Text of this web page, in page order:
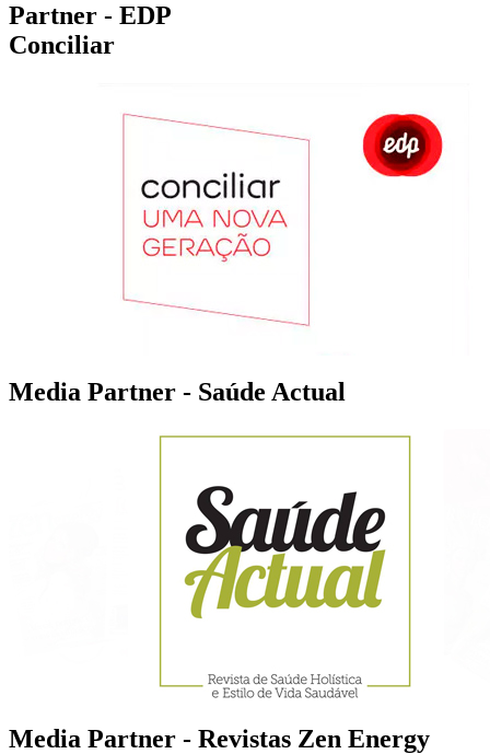
Partner - EDP
Conciliar
Media Partner - Saúde Actual
Media Partner - Revistas Zen Energy